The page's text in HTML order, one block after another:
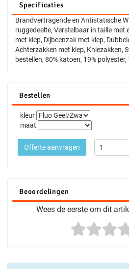
Specificaties
Brandvertragende en Antistatische
ruggedeelte, Verstelbaar in taille met
met klep, Dijbeenzak met klep,
Achterzakken met klep, Kniezakken,
bestellen, 80% katoen, 19%
Bestellen
kleur
maat
Offerte aanvragen
Beoordelingen
Wees de eerste om dit